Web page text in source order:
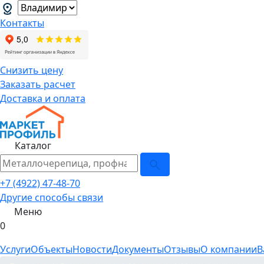
Контакты
Снизить цену
Заказать расчет
Доставка и оплата
Каталог
+7 (4922) 47-48-70
Другие способы связи
Меню
0
УслугиОбъектыНовостиДокументыОтзывыО компании